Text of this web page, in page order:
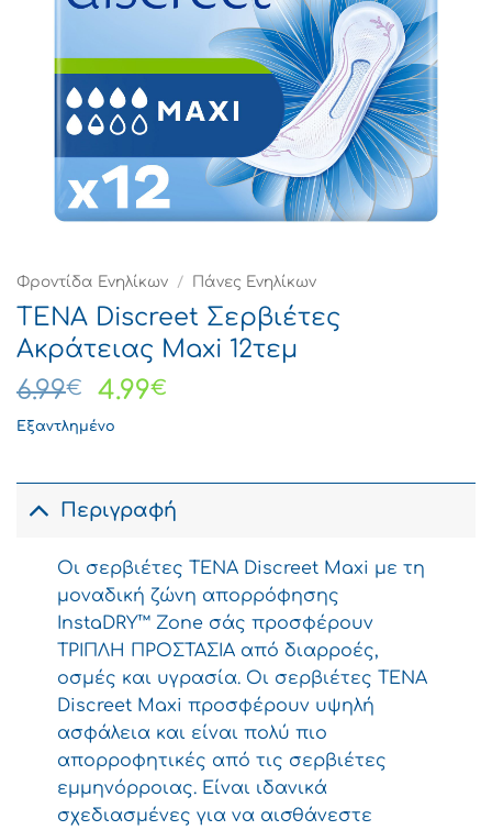
Φροντίδα Ενηλίκων / Πάνες Ενηλίκων
TENA Discreet Σερβιέτες
Ακράτειας Maxi 12τεμ
6.99€
Original
price
4.99€
4.99€.
Εξαντλημένο
Περιγραφή
Οι σερβιέτες TENA Discreet Maxi με τη
μοναδική ζώνη απορρόφησης
InstaDRY™ Zone σάς προσφέρουν
ΤΡΙΠΛΗ ΠΡΟΣΤΑΣΙΑ από διαρροές,
οσμές και υγρασία. Οι σερβιέτες TENA
Discreet Maxi προσφέρουν υψηλή
ασφάλεια και είναι πολύ πιο
απορροφητικές από τις σερβιέτες
εμμηνόρροιας. Είναι ιδανικά
σχεδιασμένες για να αισθάνεστε